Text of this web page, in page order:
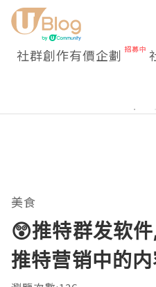
社群創作有價企劃
美食
😲推特群发软
推特营销中的